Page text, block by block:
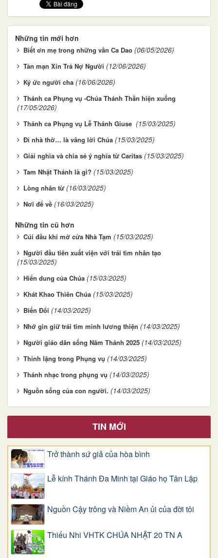
Những tin mới hơn
Biết ơn mẹ trong những vần Ca Dao (06/05/2026)
Tản mạn Xin Trả Nợ Người (12/06/2026)
Ký ức người cha (16/06/2026)
Thánh ca Phụng vụ -Chúa Thánh Thần hiện xuống
(17/05/2026)
Thánh ca Phụng vụ Lễ Thánh Giuse (15/03/2025)
Đi nhà thờ… là vâng lời Chúa (15/03/2025)
Giải nghĩa và chia sẻ ý nghĩa từ Caritas (15/03/2025)
Tam Nhật Thánh là gì? (15/03/2025)
Lòng nhân từ (16/03/2025)
Nơi để về (16/03/2025)
Những tin cũ hơn
Cúi đầu khi mở cửa Nhà Tạm (15/03/2025)
Người đầu tiên xuất viện với trái tim nhân tạo
(15/03/2025)
Hiển dung của Chúa (15/03/2025)
Khát Khao Thiên Chúa (15/03/2025)
Biến Đổi (14/03/2025)
Nhớ gìn giữ trái tim mình lương thiện (14/03/2025)
Người giáo dân sống Năm Thánh 2025 (14/03/2025)
Thinh lặng trong Phụng vụ (14/03/2025)
Thánh nhạc trong phụng vụ (14/03/2025)
Nguồn sống của con người. (14/03/2025)
TIN MỚI
Trở thành sứ giả của hòa bình
Lễ kính Thánh Đa Minh tại Giáo họ Tân Lập
Nguồn Cậy trông và Niềm An ủi của đời tôi
Thiếu Nhi VHTK CHÚA NHẬT 20 TN A